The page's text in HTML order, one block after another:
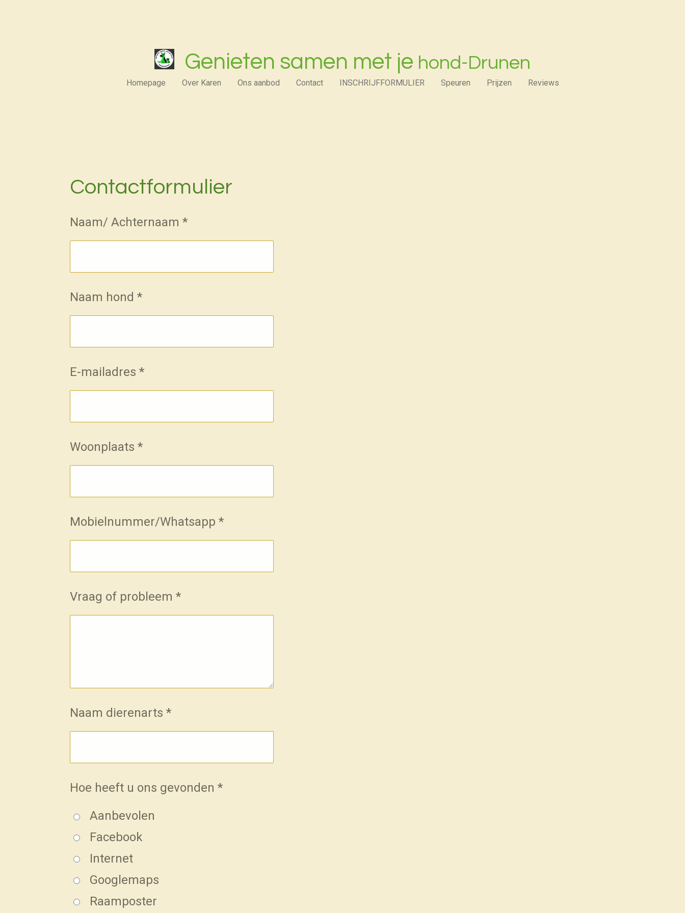
Genieten samen met je hond-Drunen
Homepage Over Karen Ons aanbod Contact INSCHRIJFFORMULIER Speuren Prijzen Reviews
Contactformulier
Naam/ Achternaam *
Naam hond *
E-mailadres *
Woonplaats *
Mobielnummer/Whatsapp *
Vraag of probleem *
Naam dierenarts *
Hoe heeft u ons gevonden *
Aanbevolen
Facebook
Internet
Googlemaps
Raamposter